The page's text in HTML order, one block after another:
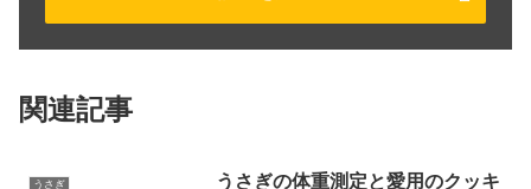
関連記事
うさぎ
うさぎの体重測定と愛用のクッキ